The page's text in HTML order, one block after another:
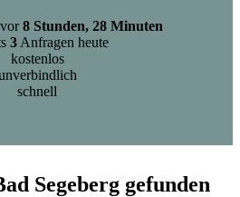
8 Stunden, 28 Minuten
3Anfragen heute
kostenlos
schnell
Segeberg gefunden